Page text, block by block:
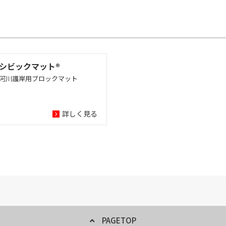
ビックマット®
川護岸用ブロックマット
詳しく見る
PAGETOP